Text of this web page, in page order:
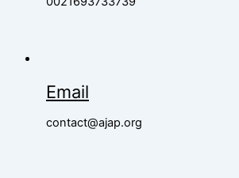
Email
contact@ajap.org